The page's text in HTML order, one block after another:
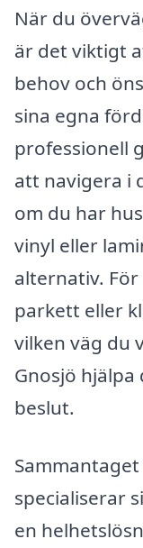
När du
är det viktigt
behov och
sina egna
professionell
att navigera i
om du har
vinyl eller
alternativ.
parkett eller
vilken väg du
Gnosjö
beslut.
specialiserar
en